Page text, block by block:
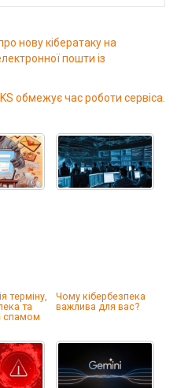
нову кібератаку на
пошти із
обмежує час роботи сервіса.
терміну,
та
спамом
Чому кібербезпека
важлива для вас?